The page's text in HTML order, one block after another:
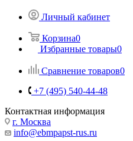
Личный кабинет
Корзина0
Избранные товары0
Сравнение товаров0
+7 (495) 540-44-48
Контактная информация
г. Москва
info@ebmpapst-rus.ru